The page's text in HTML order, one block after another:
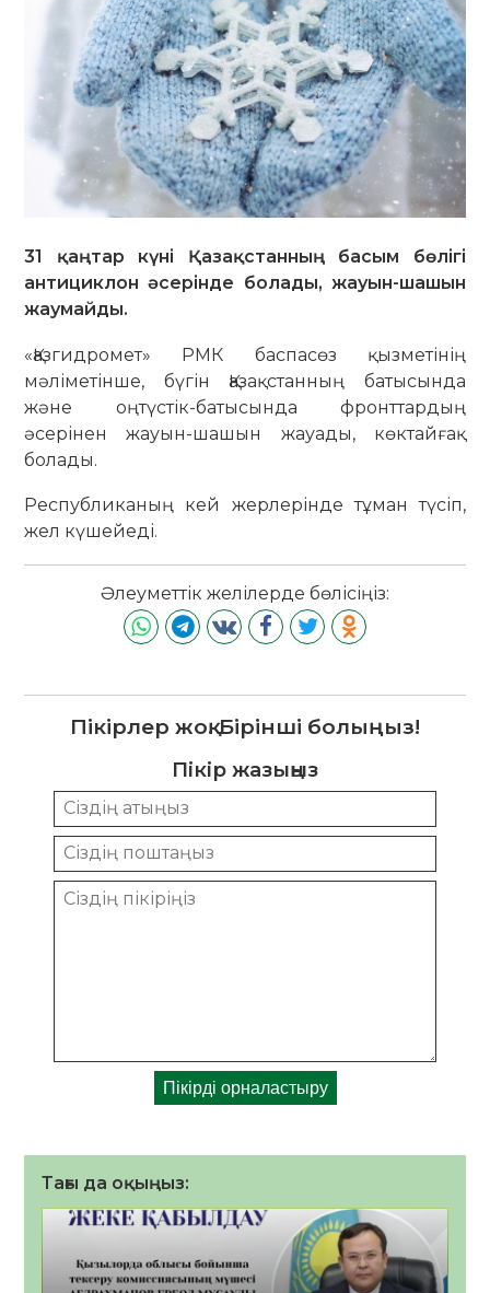
31 қаңтар күні Қазақстанның басым бөлігі
антициклон әсерінде болады, жауын-шашын
жаумайды.
«Қазгидромет» РМК баспасөз қызметінің
мәліметінше, бүгін Қазақстанның батысында
және оңтүстік-батысында фронттардың
әсерінен жауын-шашын жауады, көктайғақ
болады.
Республиканың кей жерлерінде тұман түсіп,
жел күшейеді.
Әлеуметтік желілерде бөлісіңіз:
Пікірлер жоқ. Бірінші болыңыз!
Пікір жазыңыз
Тағы да оқыңыз: